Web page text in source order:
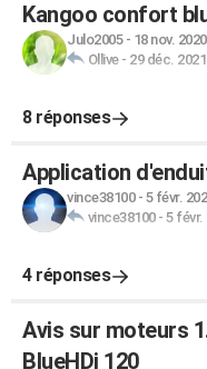
Kangoo confort
Julo2005- 18 nov.
Ollive- 29 déc.
8 réponses
Application
vince38100- 5 févr.
vince38100- 5 févr.
4 réponses
Avis sur moteurs
BlueHDi 120